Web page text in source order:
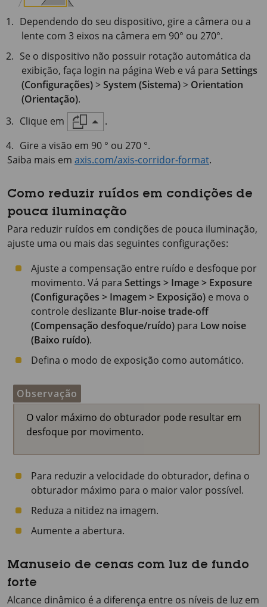
Dependendo do seu dispositivo, gire a câmera ou a
lente com 3 eixos na câmera em 90° ou 270°.
Se o dispositivo não possuir rotação automática da
exibição, faça login na página Web e vá para Settings
(Configurações)>System (Sistema)> Orientation
(Orientação).
Clique em
.
Gire a visão em 90 ° ou 270 °.
Saiba mais em axis.com/axis-corridor-format.
Como reduzir ruídos em condições de
pouca iluminação
Para reduzir ruídos em condições de pouca iluminação,
ajuste uma ou mais das seguintes configurações:
Ajuste a compensação entre ruído e desfoque por
movimento. Vá para Settings > Image > Exposure
(Configurações > Imagem > Exposição) e mova o
controle deslizante Blur-noise trade-off
(Compensação desfoque/ruído) para Low noise
(Baixo ruído).
Defina o modo de exposição como automático.
Observação
O valor máximo do obturador pode resultar em
desfoque por movimento.
Para reduzir a velocidade do obturador, defina o
obturador máximo para o maior valor possível.
Reduza a nitidez na imagem.
Aumente a abertura.
Manuseio de cenas com luz de fundo
forte
Alcance dinâmico é a diferença entre os níveis de luz em